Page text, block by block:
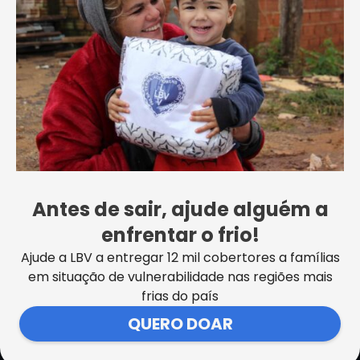
Desejamos boa sorte!
FORMULÁRIO DE INSCRIÇÃO
Essa informação foi útil?
SEDE CENTRAL DA LBV | Rua Sérgio Tomás, 740 | Bom Retiro |
São Paulo/SP CEP: 01131-010 | CNPJ – 33.915.604/0001-17 |
Instituição isenta de impostos
Antes de sair, ajude alguém a
enfrentar o frio!
Ajude a LBV a entregar 12 mil cobertores a famílias
em situação de vulnerabilidade nas regiões mais
frias do país
QUERO DOAR